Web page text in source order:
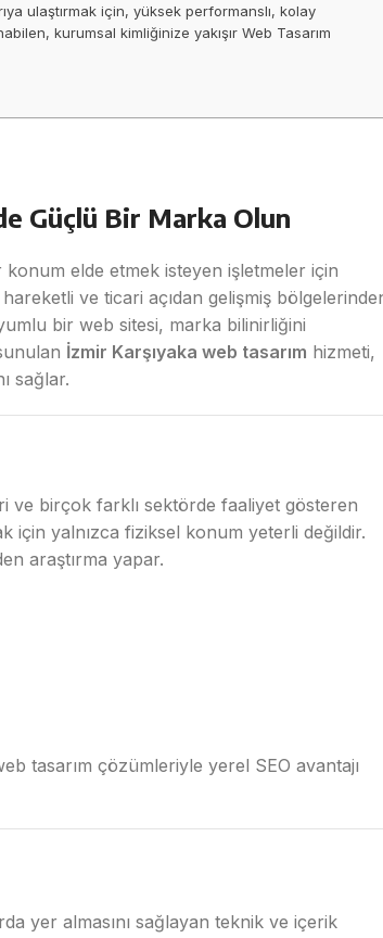
ulaştırmak için, yüksek performanslı, kolay
kurumsal kimliğinize yakışır Web Tasarım
Güçlü Bir Marka Olun
elde etmek isteyen işletmeler için
ve ticari açıdan gelişmiş
bir web sitesi, marka bilinirliğini
İzmir Karşıyaka web tasarım hizmeti,
sağlar.
ve birçok farklı sektörde faaliyet gösteren
için yalnızca fiziksel konum yeterli değildir.
araştırma yapar.
tasarım çözümleriyle yerel SEO avantajı
yer almasını sağlayan teknik ve içerik